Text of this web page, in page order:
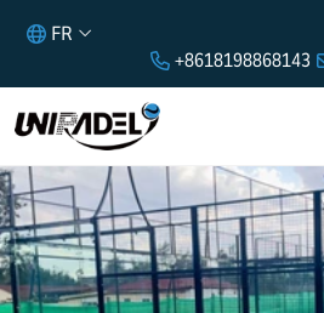
FR
+8618198868143